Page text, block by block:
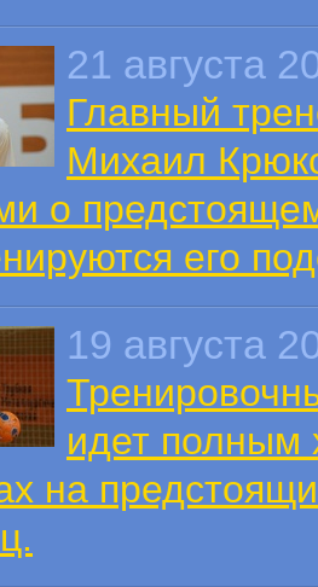
21 августа
Главный
Михаил
о
его
19 августа
идет полным
на